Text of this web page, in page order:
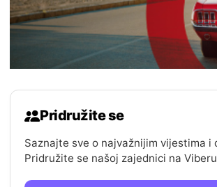
Pridružite se
Saznajte sve o najvažnijim vijestima i
Pridružite se našoj zajednici na